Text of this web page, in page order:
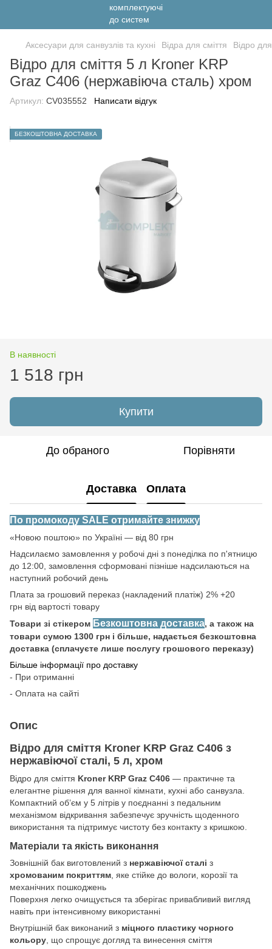
Аксесуари для санвузлів та кухні Відра для сміття Відро
Відро для сміття 5 л Kroner KRP
Graz C406 (нержавіюча сталь) хром
Артикул: CV035552 Написати відгук
БЕЗКОШТОВНА ДОСТАВКА
В наявності
1 518 грн
Купити
До обраного Порівняти
Доставка Оплата
По промокоду SALE отримайте знижку
«Новою поштою» по Україні — від 80 грн
Надсилаємо замовлення у робочі дні з понеділка по п'ятницю
до 12:00, замовлення сформовані пізніше надсилаються на
наступний робочий день
Плата за грошовий переказ (накладений платіж) 2% +20
грн від вартості товару
Товари зі стікером Безкоштовна доставка, а також на
товари сумою 1300 грн і більше, надається безкоштовна
доставка (сплачуєте лише послугу грошового переказу)
Більше інформації про доставку
- При отриманні
- Оплата на сайті
Опис
Відро для сміття Kroner KRP Graz C406 з
нержавіючої сталі, 5 л, хром
Відро для сміття Kroner KRP Graz C406 — практичне та
елегантне рішення для ванної кімнати, кухні або санвузла.
Компактний об’єм у 5 літрів у поєднанні з педальним
механізмом відкривання забезпечує зручність щоденного
використання та підтримує чистоту без контакту з кришкою.
Матеріали та якість виконання
Зовнішній бак виготовлений з нержавіючої сталі з
хромованим покриттям , яке стійке до вологи, корозії та
механічних пошкоджень
Поверхня легко очищується та зберігає привабливий вигляд
навіть при інтенсивному використанні
Внутрішній бак виконаний з міцного пластику чорного
кольору , що спрощує догляд та винесення сміття